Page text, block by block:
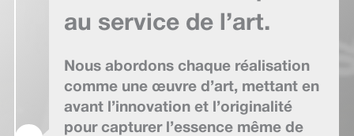
au service de l’art.
Nous abordons chaque réalisation
comme une œuvre d’art, mettant en
avant l’innovation et l’originalité
pour capturer l’essence même de